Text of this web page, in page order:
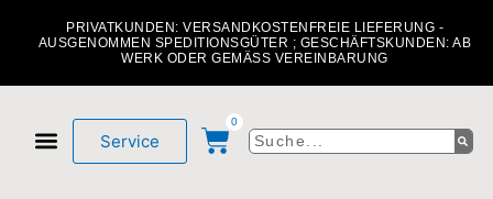
PRIVATKUNDEN: VERSANDKOSTENFREIE LIEFERUNG -
AUSGENOMMEN SPEDITIONSGÜTER ; GESCHÄFTSKUNDEN: AB
WERK ODER GEMÄSS VEREINBARUNG
Service
0